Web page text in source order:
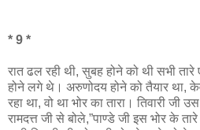
* 9 *
रात ढल रही थी, सुबह होने को थी सभी
होने लगे थे। अरुणोदय होने को तैयार था,
रहा था, वो था भोर का तारा। तिवारी
रामदत्त जी से बोले,”पाण्डे जी इस भोर के